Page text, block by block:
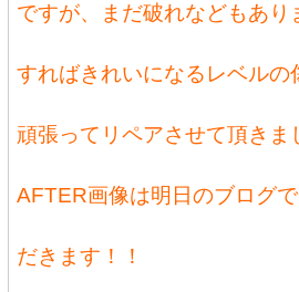
ですが、まだ破れなどもあり
すればきれいになるレベルの
頑張ってリペアさせて頂きま
AFTER画像は明日のブログ
だきます！！